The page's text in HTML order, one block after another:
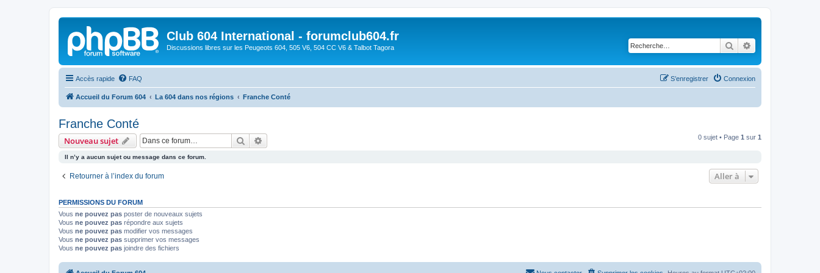
Club 604 International - forumclub604.fr
Discussions libres sur les Peugeots 604, 505 V6, 504 CC V6 & Talbot Tagora Rechercher
Accès rapide FAQ Connexion
S’enregistrer
Accueil du Forum 604 La 604 dans nos régions Franche Conté
Franche Conté
Nouveau sujet Rechercher 0 sujet • Page 1 sur 1
Il n’y a aucun sujet ou message dans ce forum.
Retourner à l’index du forum Aller à
PERMISSIONS DU FORUM
Vous ne pouvez pas poster de nouveaux sujets
Vous ne pouvez pas répondre aux sujets
Vous ne pouvez pas modifier vos messages
Vous ne pouvez pas supprimer vos messages
Vous ne pouvez pas joindre des fichiers